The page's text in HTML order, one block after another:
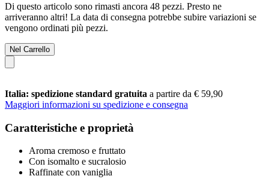
Di questo articolo sono rimasti ancora 48 pezzi. Presto ne
arriveranno altri! La data di consegna potrebbe subire variazioni se
vengono ordinati più pezzi.
Nel Carrello
Italia: spedizione standard gratuita a partire da € 59,90
Maggiori informazioni su spedizione e consegna
Caratteristiche e proprietà
Aroma cremoso e fruttato
Con isomalto e sucralosio
Raffinate con vaniglia